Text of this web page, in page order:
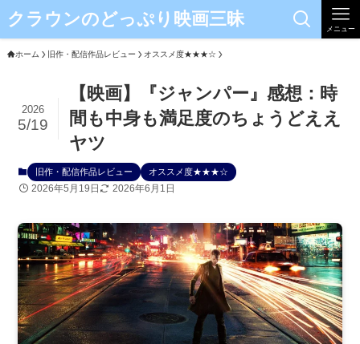
クラウンのどっぷり映画三昧 メニュー
ホーム 旧作・配信作品レビュー オススメ度★★★☆
【映画】『ジャンパー』感想：時
間も中身も満足度のちょうどええ
ヤツ
2026
5/19
旧作・配信作品レビュー オススメ度★★★☆
2026年5月19日 2026年6月1日